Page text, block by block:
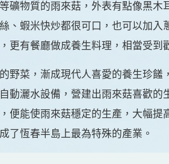
礦物質的雨來菇，外表有點像黑木
、蝦米快炒都很可口，也可以加入
更有餐廳做成養生料理，相當受到
野菜，漸成現代人喜愛的養生珍
動灑水設備，營建出雨來菇喜歡
便能使雨來菇穩定的生產，大幅
了恆春半島上最為特殊的產業。